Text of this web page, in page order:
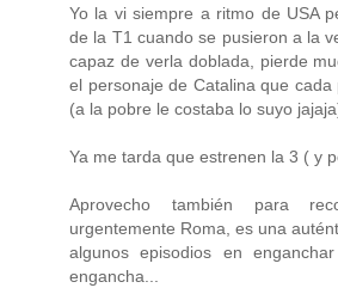
Yo la vi siempre a ritmo de USA
de la T1 cuando se pusieron a la
capaz de verla doblada, pierde
el personaje de Catalina que
(a la pobre le costaba lo suyo
Ya me tarda que estrenen la 3 ( y
Aprovecho también para
urgentemente Roma, es una
algunos episodios en
engancha...